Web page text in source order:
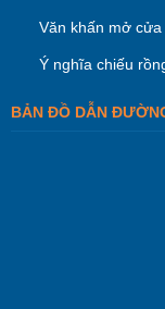
Văn khấn mở cửa
Ý nghĩa chiếu
BẢN ĐỒ DẪN